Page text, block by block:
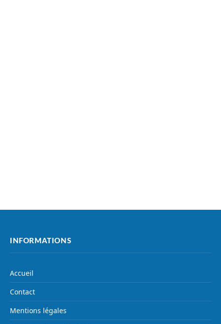
INFORMATIONS
Accueil
Contact
Mentions légales